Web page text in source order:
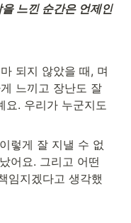
느낀 순간은 언제인
되지 않았을 때, 며
느끼고 장난도 잘
요. 우리가 누군지도
렇게 잘 지낼 수 없
어요. 그리고 어떤
임지겠다고 생각했